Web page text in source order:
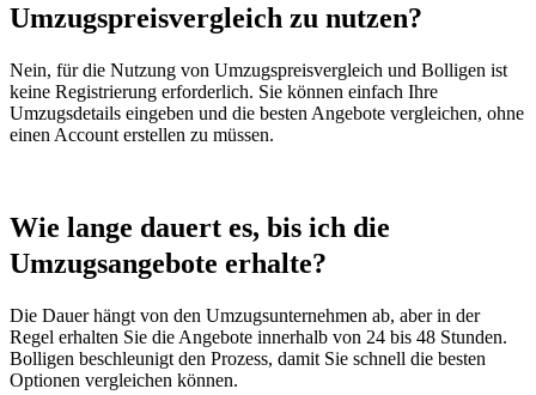
Umzugspreisvergleich zu nutzen?
Nein, für die Nutzung von Umzugspreisvergleich und Bolligen ist
keine Registrierung erforderlich. Sie können einfach Ihre
Umzugsdetails eingeben und die besten Angebote vergleichen, ohne
einen Account erstellen zu müssen.
Wie lange dauert es, bis ich die
Umzugsangebote erhalte?
Die Dauer hängt von den Umzugsunternehmen ab, aber in der
Regel erhalten Sie die Angebote innerhalb von 24 bis 48 Stunden.
Bolligen beschleunigt den Prozess, damit Sie schnell die besten
Optionen vergleichen können.